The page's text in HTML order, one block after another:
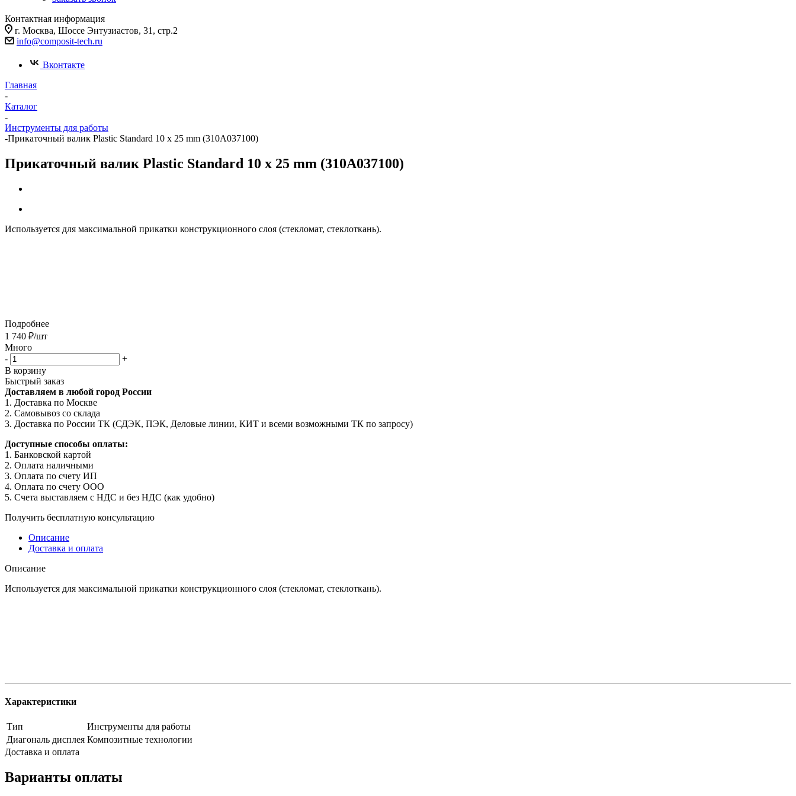
Контактная информация
г. Москва, Шоссе Энтузиастов, 31, стр.2
info@composit-tech.ru
Вконтакте
Главная
-
Каталог
-
Инструменты для работы
-Прикаточный валик Plastic Standard 10 x 25 mm (310A037100)
Прикаточный валик Plastic Standard 10 x 25 mm (310A037100)
Используется для максимальной прикатки конструкционного слоя (стекломат, стеклоткань).
Подробнее
1 740 ₽/шт
Много
-
+
В корзину
Быстрый заказ
Доставляем в любой город России
1. Доставка по Москве
2. Самовывоз со склада
3. Доставка по России ТК (СДЭК, ПЭК, Деловые линии, КИТ и всеми возможными ТК по запросу)
Доступные способы оплаты:
1. Банковской картой
2. Оплата наличными
3. Оплата по счету ИП
4. Оплата по счету ООО
5. Счета выставляем с НДС и без НДС (как удобно)
Получить бесплатную консультацию
Описание
Доставка и оплата
Описание
Используется для максимальной прикатки конструкционного слоя (стекломат, стеклоткань).
Характеристики
Тип
Инструменты для работы
Диагональ дисплея Композитные технологии
Доставка и оплата
Варианты оплаты